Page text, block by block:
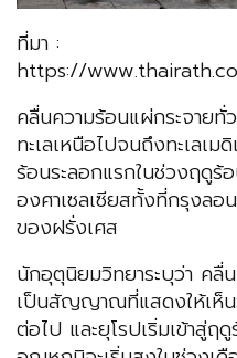
ที่มา :
https://
คลื่นความร้อนแผ่กระจาย
ทะเลเหนือไปจนถึงทะเลเ
ร้อนระลอกแรกในช่วงฤดู
องศาเซลเซียสทั้งที่กรุงล
ของฝรั่งเศส
นักอุตุนิยมวิทยาระบุว่า คลื่
เป็นสัญญาณที่แสดงให้เห็
ต่อไป และยุโรปเริ่มเข้าสู่ฤ